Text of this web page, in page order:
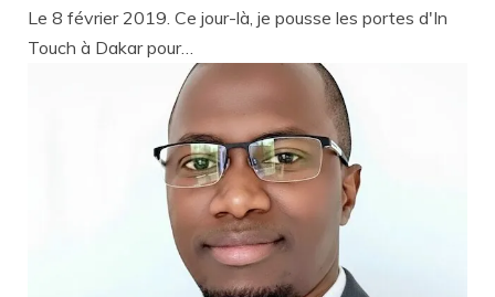
Le 8 février 2019. Ce jour-là, je pousse les portes d'In
Touch à Dakar pour…